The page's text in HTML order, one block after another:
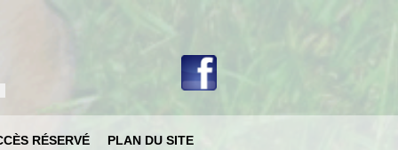
RÉSERVÉ PLAN DU SITE